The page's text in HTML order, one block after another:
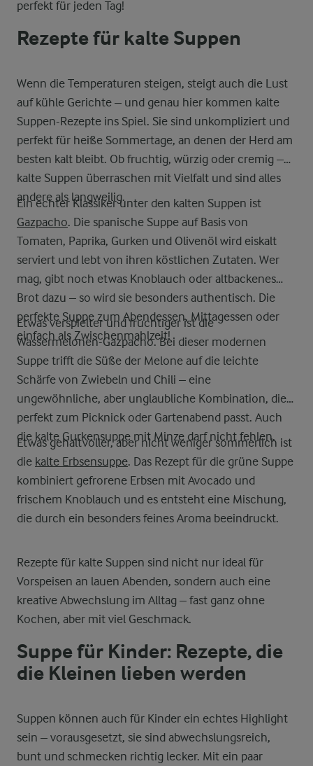
perfekt für jeden Tag!
Rezepte für kalte Suppen
Wenn die Temperaturen steigen, steigt auch die Lust
auf kühle Gerichte – und genau hier kommen kalte
Suppen-Rezepte ins Spiel. Sie sind unkompliziert und
perfekt für heiße Sommertage, an denen der Herd am
besten kalt bleibt. Ob fruchtig, würzig oder cremig –
kalte Suppen überraschen mit Vielfalt und sind alles
andere als langweilig.
Ein echter Klassiker unter den kalten Suppen ist
Gazpacho. Die spanische Suppe auf Basis von
Tomaten, Paprika, Gurken und Olivenöl wird eiskalt
serviert und lebt von ihren köstlichen Zutaten. Wer
mag, gibt noch etwas Knoblauch oder altbackenes
Brot dazu – so wird sie besonders authentisch. Die
perfekte Suppe zum Abendessen, Mittagessen oder
einfach als Zwischenmahlzeit!
Etwas verspielter und fruchtiger ist die
Wassermelonen-Gazpacho. Bei dieser modernen
Suppe trifft die Süße der Melone auf die leichte
Schärfe von Zwiebeln und Chili – eine
ungewöhnliche, aber unglaubliche Kombination, die
perfekt zum Picknick oder Gartenabend passt. Auch
die kalte Gurkensuppe mit Minze darf nicht fehlen.
Etwas gehaltvoller, aber nicht weniger sommerlich ist
die kalte Erbsensuppe. Das Rezept für die grüne Suppe
kombiniert gefrorene Erbsen mit Avocado und
frischem Knoblauch und es entsteht eine Mischung,
die durch ein besonders feines Aroma beeindruckt.
Rezepte für kalte Suppen sind nicht nur ideal für
Vorspeisen an lauen Abenden, sondern auch eine
kreative Abwechslung im Alltag – fast ganz ohne
Kochen, aber mit viel Geschmack.
Suppe für Kinder: Rezepte, die
die Kleinen lieben werden
Suppen können auch für Kinder ein echtes Highlight
sein – vorausgesetzt, sie sind abwechslungsreich,
bunt und schmecken richtig lecker. Mit ein paar